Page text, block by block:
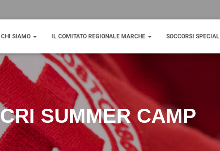
CHI SIAMO
IL COMITATO REGIONALE MARCHE SOCCORSI SPECIALI
CRI SUMMER CAMP